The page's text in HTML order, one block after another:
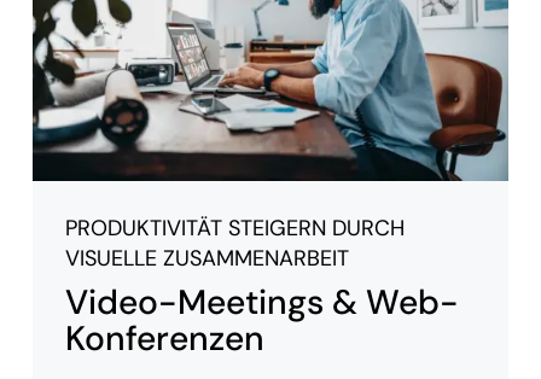
PRODUKTIVITÄT STEIGERN DURCH
VISUELLE ZUSAMMENARBEIT
Video-Meetings & Web-
Konferenzen